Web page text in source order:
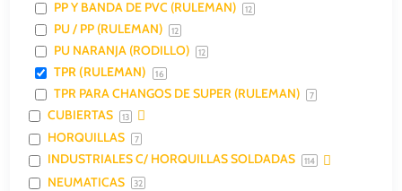
PP Y BANDA DE PVC (RULEMAN) 12
PU / PP (RULEMAN) 12
PU NARANJA (RODILLO) 12
TPR (RULEMAN) 16
TPR PARA CHANGOS DE SUPER (RULEMAN) 7
CUBIERTAS 13
HORQUILLAS 7
INDUSTRIALES C/ HORQUILLAS SOLDADAS 114
NEUMATICAS 32